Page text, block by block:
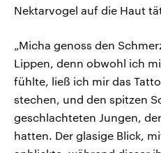
Nektarvogel auf die Haut
„Micha genoss den
Lippen, denn obwohl ich
fühlte, ließ ich mir das
stechen, und den spitzen
geschlachteten Jungen,
hatten. Der glasige Blick,